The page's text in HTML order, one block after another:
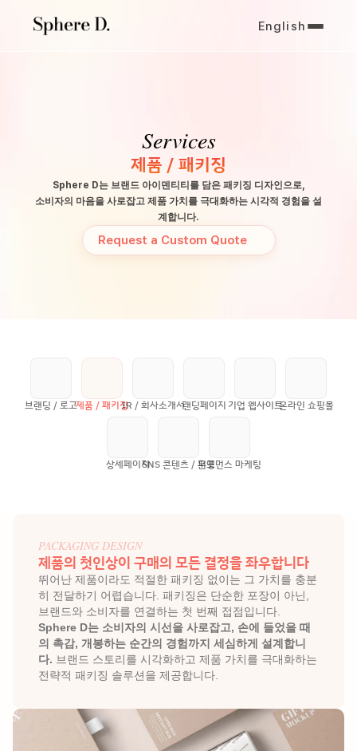
English
Services
제품 / 패키징
Sphere D는 브랜드 아이덴티티를 담은 패키징 디자인으로,
소비자의 마음을 사로잡고 제품 가치를 극대화하는 시각적 경험을 설
계합니다.
Request a Custom Quote
브랜딩 / 로고제품 / 패키징IR / 회사소개서랜딩페이지 기업 웹사이트온라인 쇼핑몰
상세페이지SNS 콘텐츠 / 운영퍼포먼스 마케팅
PACKAGING DESIGN
제품의 첫인상이 구매의 모든 결정을 좌우합니다
뛰어난 제품이라도 적절한 패키징 없이는 그 가치를 충분
히 전달하기 어렵습니다. 패키징은 단순한 포장이 아닌,
Sphere D는 소비자의 시선을 사로잡고, 손에 들었을 때
의 촉감, 개봉하는 순간의 경험까지 세심하게 설계합니
다. 브랜드 스토리를 시각화하고 제품 가치를 극대화하는
전략적 패키징 솔루션을 제공합니다.